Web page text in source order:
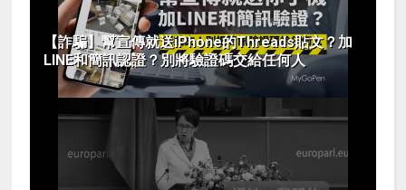
【詐騙】幫宣傳就送iPhone的Threads貼文？加
LINE和簡訊認證？別將驗證碼交給任何人